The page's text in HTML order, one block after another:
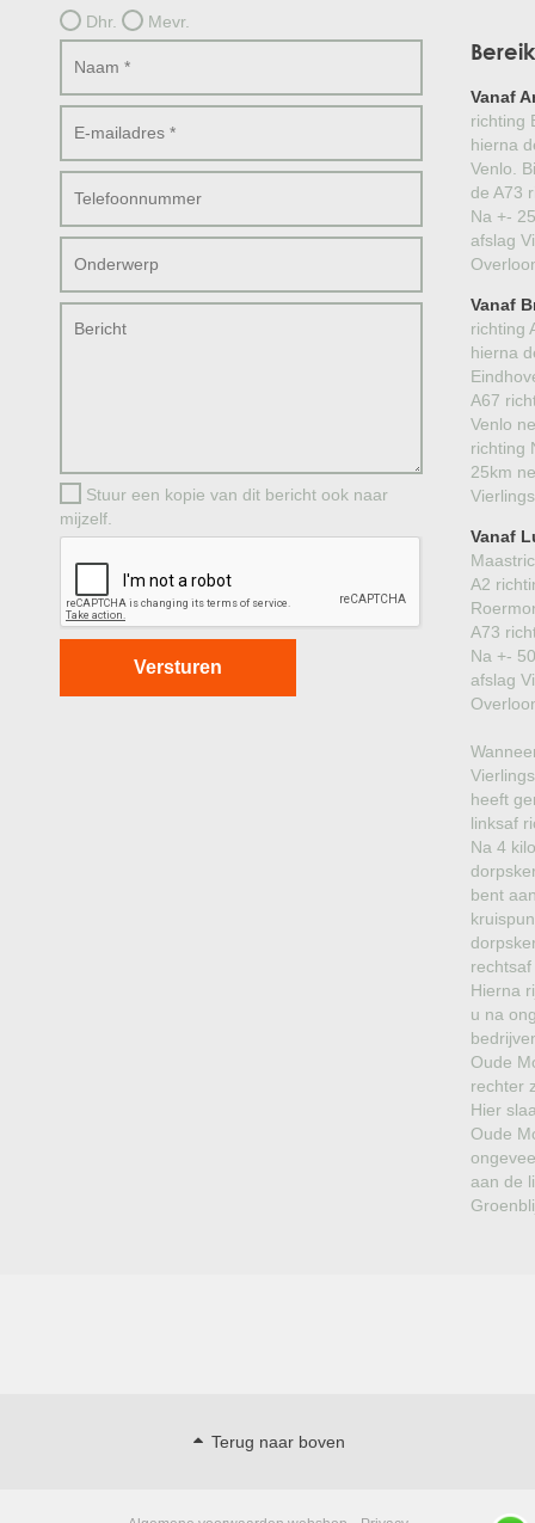
Dhr. Mevr.
Stuur een kopie van dit bericht ook naar
mijzelf.
Vanaf
richting
hierna
Venlo.
de A73
Na +-
afslag
Vanaf
richting
hierna
A67
Venlo
richting
25km
Vanaf
A2
A73
Na +-
afslag
heeft
linksaf
Na 4
bent
Hierna
u na
Oude
rechter
Hier
Oude
aan de
Terug naar boven